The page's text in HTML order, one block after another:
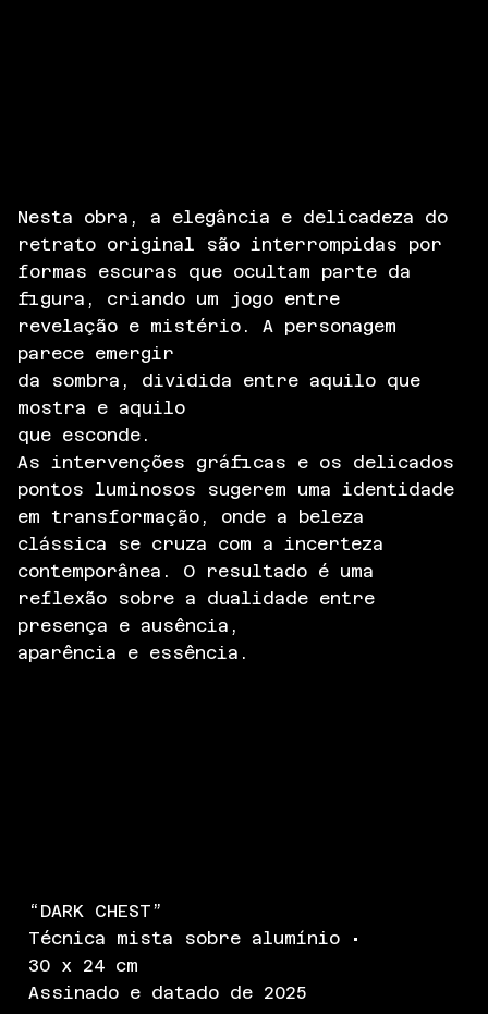
Nesta obra, a elegância e delicadeza do
retrato original são interrompidas por
formas escuras que ocultam parte da
figura, criando um jogo entre
revelação e mistério. A personagem
parece emergir
da sombra, dividida entre aquilo que
mostra e aquilo
que esconde.
As intervenções gráficas e os delicados
pontos luminosos sugerem uma identidade
em transformação, onde a beleza
clássica se cruza com a incerteza
contemporânea. O resultado é uma
reflexão sobre a dualidade entre
presença e ausência,
aparência e essência.
“DARK CHEST”
Técnica mista sobre alumínio •
30 x 24 cm
Assinado e datado de 2025